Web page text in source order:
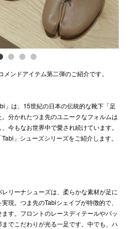
ンドアイテム第二弾のご紹介です。
」は、15世紀の日本の伝統的な靴下「足
分かれたつま先のユニークなフォルムは
今もなお世界中で愛され続けています。
」シューズシリーズをご紹介します。
リーナシューズは、柔らかな素材が足に
現。つま先のTabiシェイプが特徴的で、
す。フロントのレースディテールやバッ
でこだわりが光る一足です。中でも、ハ
公式SNS
企業情報
利用規約
ソーシャル
高崎オ
新百合